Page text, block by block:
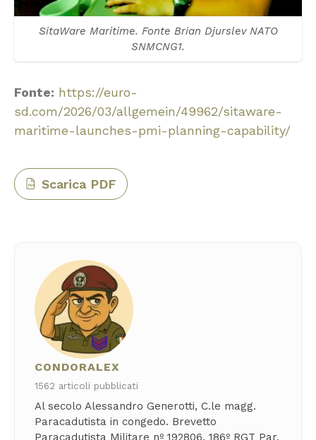
SitaWare Maritime. Fonte Brian Djurslev NATO
SNMCNG1.
Fonte: https://euro-
sd.com/2026/03/allgemein/49962/sitaware-
maritime-launches-pmi-planning-capability/
PDF Scarica PDF
CONDORALEX
1562 articoli pubblicati
Al secolo Alessandro Generotti, C.le magg.
Paracadutista in congedo. Brevetto
Paracadutista Militare nº 192806. 186º RGT Par.